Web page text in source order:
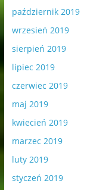
październik 2019
wrzesień 2019
sierpień 2019
lipiec 2019
czerwiec 2019
maj 2019
kwiecień 2019
marzec 2019
luty 2019
styczeń 2019